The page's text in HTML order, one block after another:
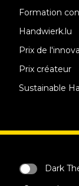
Formation
Handwierk.lu
Prix de
Prix créateur
Sustainable
Dark